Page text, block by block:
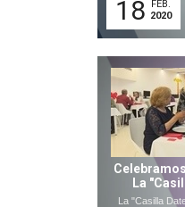
18
FEB.
2020
La
La "Casilla